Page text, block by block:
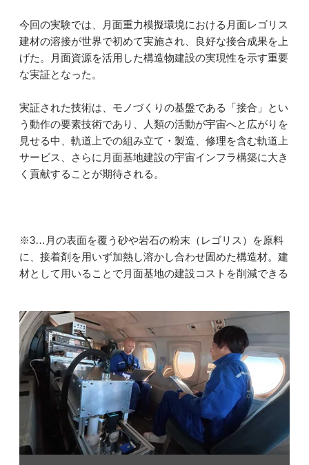
今回の実験では、月面重力模擬環境における月面レゴリス
建材の溶接が世界で初めて実施され、良好な接合成果を上
げた。月面資源を活用した構造物建設の実現性を示す重要
な実証となった。
実証された技術は、モノづくりの基盤である「接合」とい
う動作の要素技術であり、人類の活動が宇宙へと広がりを
見せる中、軌道上での組み立て・製造、修理を含む軌道上
サービス、さらに月面基地建設の宇宙インフラ構築に大き
く貢献することが期待される。
※3…月の表面を覆う砂や岩石の粉末（レゴリス）を原料
に、接着剤を用いず加熱し溶かし合わせ固めた構造材。建
材として用いることで月面基地の建設コストを削減できる